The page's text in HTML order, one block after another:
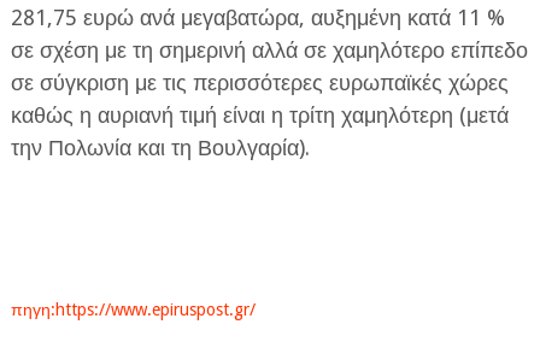
281,75 ευρώ ανά μεγαβατώρα, αυξημένη κατά 11 %
σε σχέση με τη σημερινή αλλά σε χαμηλότερο επίπεδο
σε σύγκριση με τις περισσότερες ευρωπαϊκές χώρες
καθώς η αυριανή τιμή είναι η τρίτη χαμηλότερη (μετά
την Πολωνία και τη Βουλγαρία).
πηγη:https://www.epiruspost.gr/